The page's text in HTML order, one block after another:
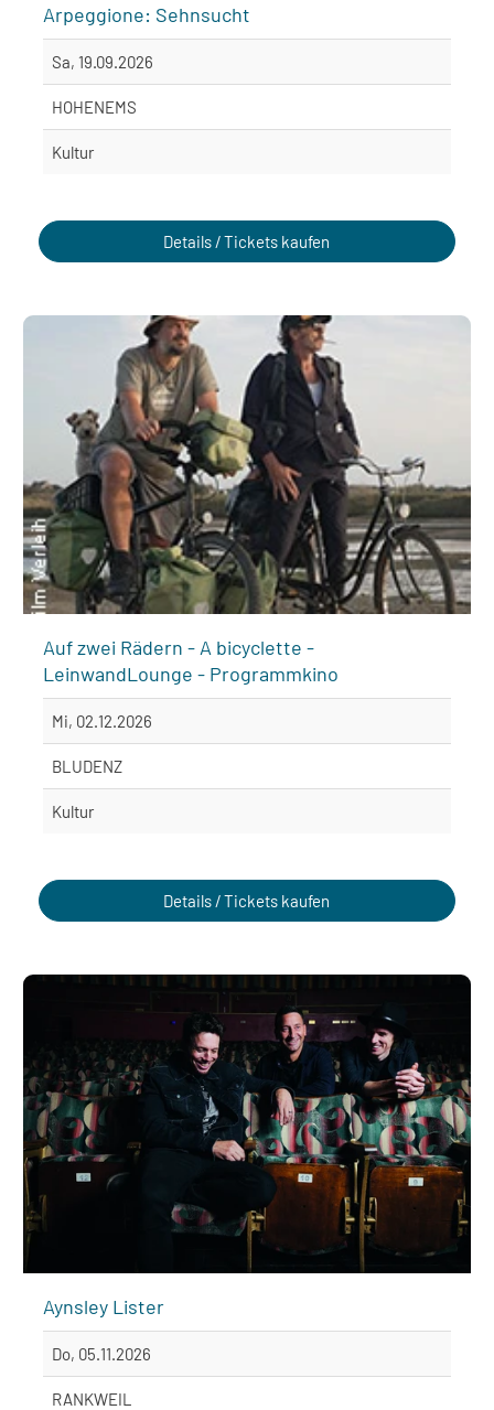
Arpeggione: Sehnsucht
Sa, 19.09.2026
HOHENEMS
Kultur
Details / Tickets kaufen
Auf zwei Rädern - A bicyclette -
LeinwandLounge - Programmkino
Mi, 02.12.2026
BLUDENZ
Kultur
Details / Tickets kaufen
Aynsley Lister
Do, 05.11.2026
RANKWEIL